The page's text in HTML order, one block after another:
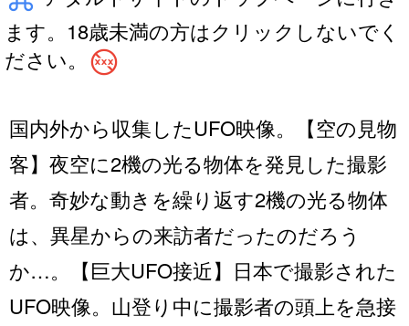
ます。18歳未満の方はクリックしないでく
ださい。 no_adult_content
国内外から収集したUFO映像。【空の見物
客】夜空に2機の光る物体を発見した撮影
者。奇妙な動きを繰り返す2機の光る物体
は、異星からの来訪者だったのだろう
か…。【巨大UFO接近】日本で撮影された
UFO映像。山登り中に撮影者の頭上を急接